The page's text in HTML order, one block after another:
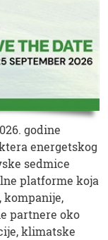
godine
energetskog
sedmice
platforme koja
kompanije,
partnere oko
klimatske